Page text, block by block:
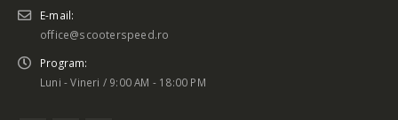
E-mail:
office@scooterspeed.ro
Program:
Luni - Vineri / 9:00 AM - 18:00 PM